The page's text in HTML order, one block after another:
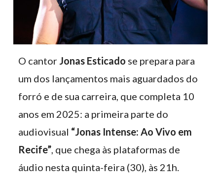
O cantor Jonas Esticado se prepara para
um dos lançamentos mais aguardados do
forró e de sua carreira, que completa 10
anos em 2025: a primeira parte do
audiovisual “Jonas Intense: Ao Vivo em
Recife”, que chega às plataformas de
áudio nesta quinta-feira (30), às 21h.